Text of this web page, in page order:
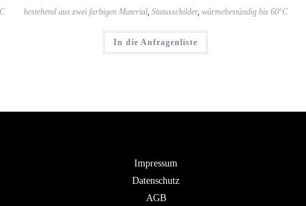
bestehend aus zwei farbigen Material, Statusschilder, wärmebeständig bis 60°C
In die Anfragenliste
Impressum
Datenschutz
AGB